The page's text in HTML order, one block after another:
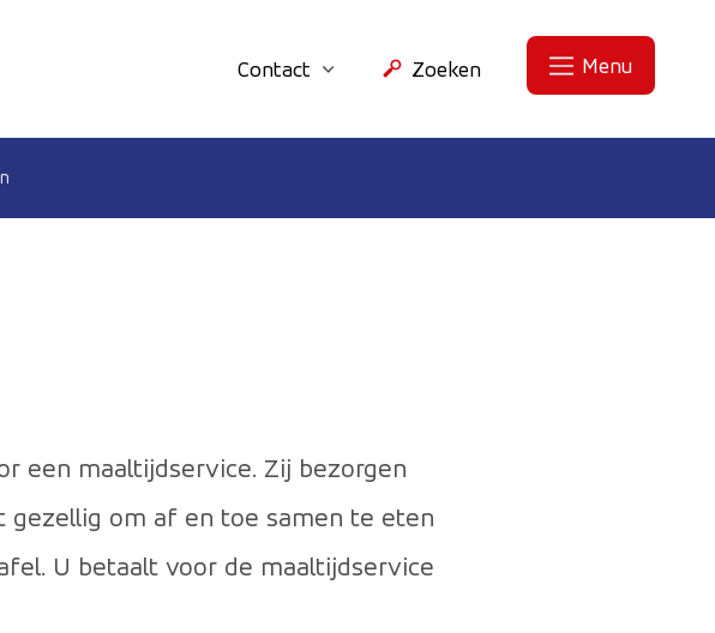
Contact Zoeken Menu
een maaltijdservice. Zij bezorgen
om af en toe samen te eten
U betaalt voor de maaltijdservice